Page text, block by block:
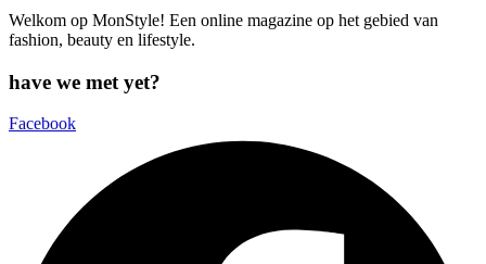
Welkom op MonStyle! Een online magazine op het gebied van
fashion, beauty en lifestyle.
have we met yet?
Facebook